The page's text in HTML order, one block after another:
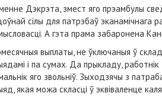
Дэкрэта, змест яго прэамбулы
сілы для патрэбаў эканамічнага
А гэта прама забаронена
выплаты, не ўключаныя ў
і па сумах. Да прыкладу,
яго звольніў. Зыходзячы з
якая можа скласці ў эквіваленце